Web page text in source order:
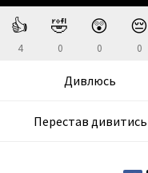
👍
4
🤣
0
😲
0
😔
0
Дивлюсь
Перестав дивитись